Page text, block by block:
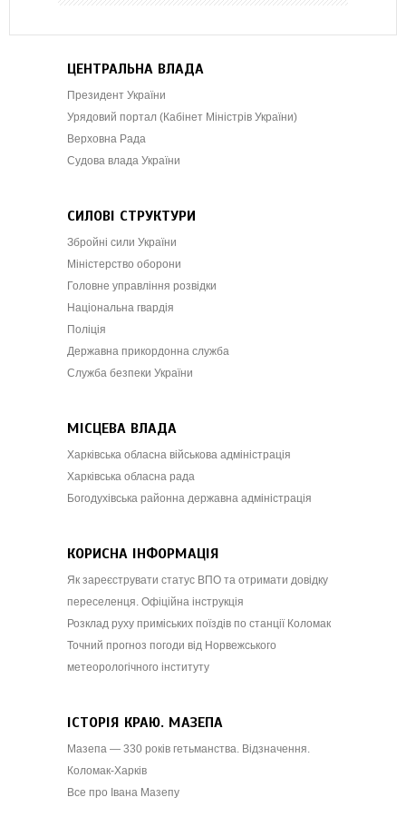
ЦЕНТРАЛЬНА ВЛАДА
Президент України
Урядовий портал (Кабінет Міністрів України)
Верховна Рада
Судова влада України
СИЛОВІ СТРУКТУРИ
Збройні сили України
Міністерство оборони
Головне управління розвідки
Національна гвардія
Поліція
Державна прикордонна служба
Служба безпеки України
МІСЦЕВА ВЛАДА
Харківська обласна військова адміністрація
Харківська обласна рада
Богодухівська районна державна адміністрація
КОРИСНА ІНФОРМАЦІЯ
Як зареєструвати статус ВПО та отримати довідку
переселенця. Офіційна інструкція
Розклад руху приміських поїздів по станції Коломак
Точний прогноз погоди від Норвежського
метеорологічного інституту
ІСТОРІЯ КРАЮ. МАЗЕПА
Мазепа — 330 років гетьманства. Відзначення.
Коломак-Харків
Все про Івана Мазепу